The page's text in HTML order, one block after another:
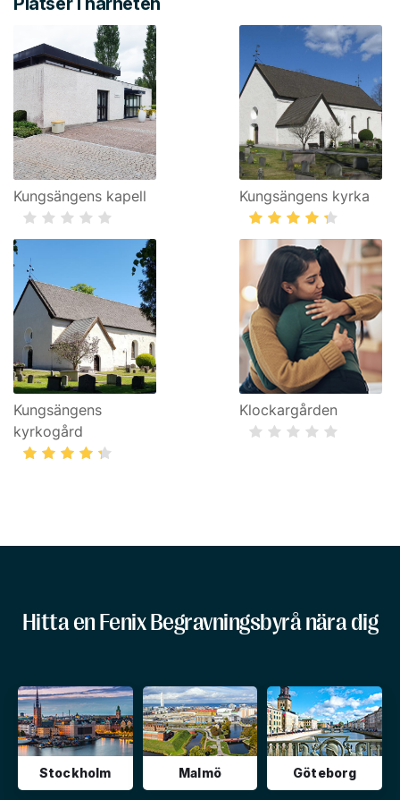
Kungsängens kapell Kungsängens kyrka
Kungsängens
kyrkogård
Klockargården
Hitta en Fenix Begravningsbyrå nära dig
Stockholm Malmö Göteborg